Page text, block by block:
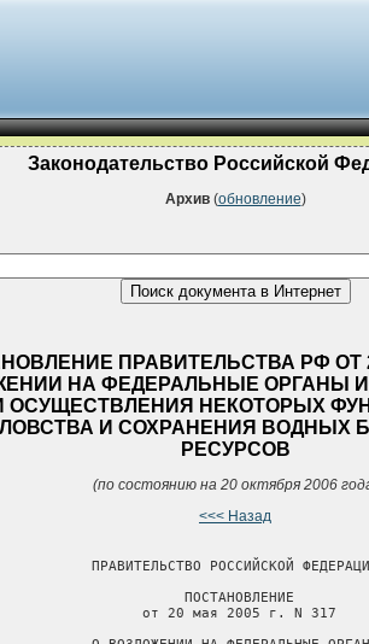
Законодательство Российской
Архив (обновление)
ПРАВИТЕЛЬСТВА РФ ОТ
НА ФЕДЕРАЛЬНЫЕ ОРГАНЫ
ОСУЩЕСТВЛЕНИЯ НЕКОТОРЫХ
И СОХРАНЕНИЯ ВОДНЫХ
РЕСУРСОВ
(по состоянию на 20 октября 2006
<<< Назад
ПРАВИТЕЛЬСТВО РОССИЙСКОЙ
ПОСТАНОВЛЕНИЕ
от 20 мая 2005 г. N 317